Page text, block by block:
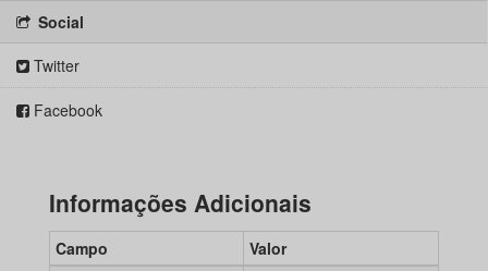
Social
Twitter
Facebook
Informações Adicionais
Campo
Valor